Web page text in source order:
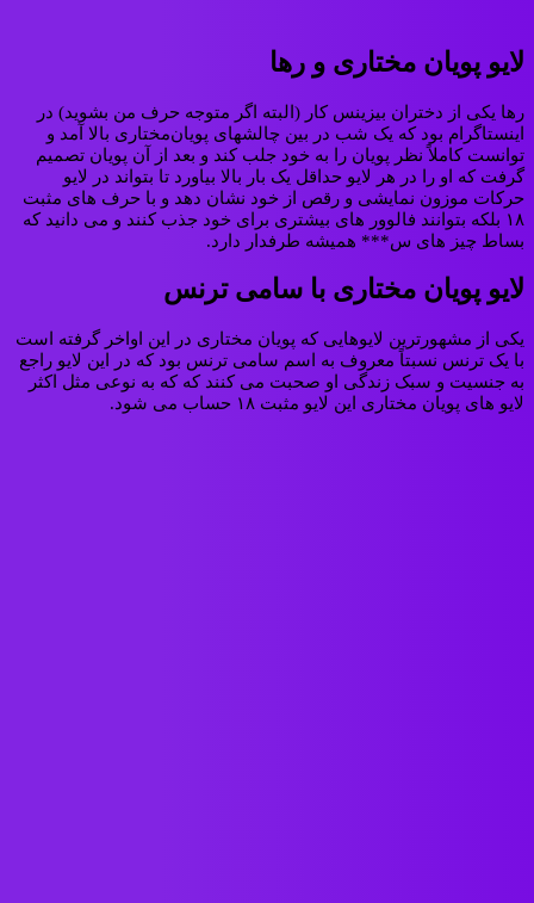
لایو پویان مختاری و رها
رها یکی از دختران بیزینس کار (البته اگر متوجه حرف من بشوید) در
اینستاگرام بود که یک شب در بین چالشهای پویان‌مختاری بالا آمد و
توانست کاملاً نظر پویان را به خود جلب کند و بعد از آن پویان تصمیم
گرفت که او را در هر لایو حداقل یک بار بالا بیاورد تا بتواند در لایو
حرکات موزون نمایشی و رقص از خود نشان دهد و با حرف های مثبت
۱۸ بلکه بتوانند فالوور های بیشتری برای خود جذب کنند و می دانید که
بساط چیز های س*** همیشه طرفدار دارد.
لایو پویان مختاری با سامی ترنس
یکی از مشهورترین لایوهایی که پویان مختاری در این اواخر گرفته است
با یک ترنس نسبتاً معروف به اسم سامی ترنس بود که در این لایو راجع
به جنسیت و سبک زندگی او صحبت می کنند که که به نوعی مثل اکثر
لایو های پویان مختاری این لایو مثبت ۱۸ حساب می شود.